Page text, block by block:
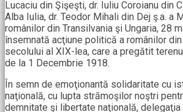
Lucaciu din Şişeşti, dr. Iuliu Coroianu din
Alba Iulia, dr. Teodor Mihali din Dej ş.a. a
românilor din Transilvania şi Ungaria, 28
însemnată acţiune politică a românilor
secolului al XIX-lea, care a pregătit
de la 1 Decembrie 1918.
În semn de emoţionantă solidaritate cu
naţională, cu lupta strămoşilor noştri
demnitate şi libertate naţională,